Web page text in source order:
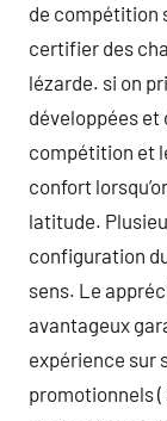
de compétition
certifier des
lézarde. si on
développées et
compétition et
confort
latitude.
configuration
sens. Le
avantageux
expérience sur
promotionnels (